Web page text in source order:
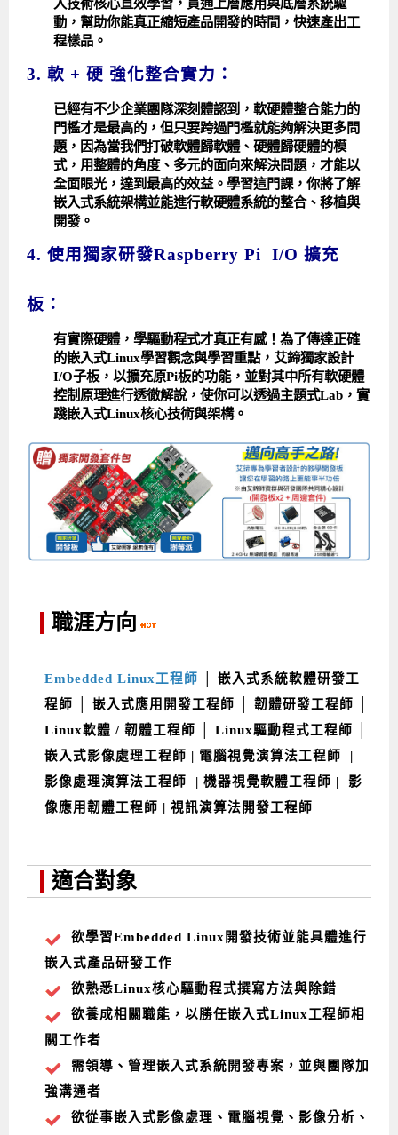
動，幫助你能真正縮短產品開發的時間，快速產出工
程樣品。
3. 軟 + 硬 強化整合實力：
已經有不少企業團隊深刻體認到，軟硬體整合能力的
門檻才是最高的，但只要跨過門檻就能夠解決更多問
題，因為當我們打破軟體歸軟體、硬體歸硬體的模
式，用整體的角度、多元的面向來解決問題，才能以
全面眼光，達到最高的效益。學習這門課，你將了解
嵌入式系統架構並能進行軟硬體系統的整合、移植與
開發。
4. 使用獨家研發Raspberry Pi I/O 擴充
板：
有實際硬體，學驅動程式才真正有感！為了傳達正確
的嵌入式Linux學習觀念與學習重點，艾鍗獨家設計
I/O子板，以擴充原Pi板的功能，並對其中所有軟硬體
控制原理進行透徹解說，使你可以透過主題式Lab，實
踐嵌入式Linux核心技術與架構。
職涯方向
Embedded Linux工程師
嵌入式系統軟體研發工
程師 │ 嵌入式應用開發工程師 │ 韌體研發工程師 │
Linux軟體 / 韌體工程師 │ Linux驅動程式工程師 │
嵌入式影像處理工程師 | 電腦視覺演算法工程師 |
影像處理演算法工程師 | 機器視覺軟體工程師 | 影
像應用韌體工程師 | 視訊演算法開發工程師
適合對象
欲學習Embedded Linux開發技術並能具體進行
嵌入式產品研發工作
欲熟悉Linux核心驅動程式撰寫方法與除錯
欲養成相關職能，以勝任嵌入式Linux工程師相
關工作者
需領導、管理嵌入式系統開發專案，並與團隊加
強溝通者
欲從事嵌入式影像處理、電腦視覺、影像分析、